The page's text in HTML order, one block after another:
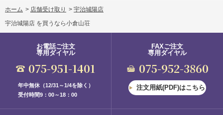
ホーム > 店舗受け取り > 宇治城陽店
宇治城陽店 を買うなら小倉山荘
お電話ご注文
専用ダイヤル
075-951-1401
年中無休（12/31～1/4を除く）
受付時間9：00～18：00
FAXご注文
専用ダイヤル
075-952-3860
注文用紙(PDF)はこちら